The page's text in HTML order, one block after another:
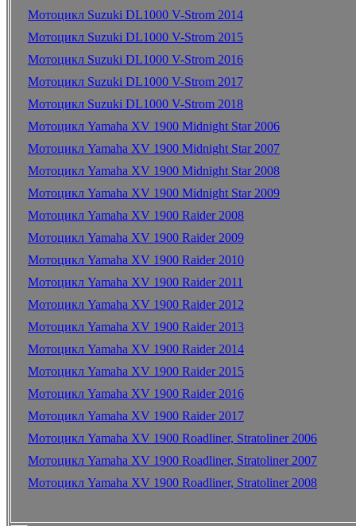
Мотоцикл Suzuki DL1000 V-Strom 2014
Мотоцикл Suzuki DL1000 V-Strom 2015
Мотоцикл Suzuki DL1000 V-Strom 2016
Мотоцикл Suzuki DL1000 V-Strom 2017
Мотоцикл Suzuki DL1000 V-Strom 2018
Мотоцикл Yamaha XV 1900 Midnight Star 2006
Мотоцикл Yamaha XV 1900 Midnight Star 2007
Мотоцикл Yamaha XV 1900 Midnight Star 2008
Мотоцикл Yamaha XV 1900 Midnight Star 2009
Мотоцикл Yamaha XV 1900 Raider 2008
Мотоцикл Yamaha XV 1900 Raider 2009
Мотоцикл Yamaha XV 1900 Raider 2010
Мотоцикл Yamaha XV 1900 Raider 2011
Мотоцикл Yamaha XV 1900 Raider 2012
Мотоцикл Yamaha XV 1900 Raider 2013
Мотоцикл Yamaha XV 1900 Raider 2014
Мотоцикл Yamaha XV 1900 Raider 2015
Мотоцикл Yamaha XV 1900 Raider 2016
Мотоцикл Yamaha XV 1900 Raider 2017
Мотоцикл Yamaha XV 1900 Roadliner, Stratoliner 2006
Мотоцикл Yamaha XV 1900 Roadliner, Stratoliner 2007
Мотоцикл Yamaha XV 1900 Roadliner, Stratoliner 2008